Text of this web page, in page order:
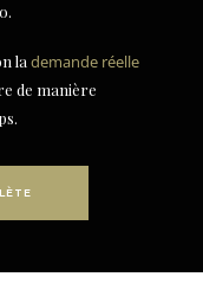
la demande réelle
de manière